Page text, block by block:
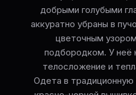
добрыми голубыми
аккуратно убраны в
цветочным
подбородком. У неё
телосложение и
Одета в